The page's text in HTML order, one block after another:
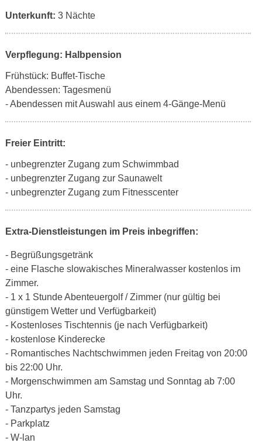
Unterkunft: 3 Nächte
Verpflegung: Halbpension
Frühstück: Buffet-Tische
Abendessen: Tagesmenü
- Abendessen mit Auswahl aus einem 4-Gänge-Menü
Freier Eintritt:
- unbegrenzter Zugang zum Schwimmbad
- unbegrenzter Zugang zur Saunawelt
- unbegrenzter Zugang zum Fitnesscenter
Extra-Dienstleistungen im Preis inbegriffen:
- Begrüßungsgetränk
- eine Flasche slowakisches Mineralwasser kostenlos im
Zimmer.
- 1 x 1 Stunde Abenteuergolf / Zimmer (nur gültig bei
günstigem Wetter und Verfügbarkeit)
- Kostenloses Tischtennis (je nach Verfügbarkeit)
- kostenlose Kinderecke
- Romantisches Nachtschwimmen jeden Freitag von 20:00
bis 22:00 Uhr.
- Morgenschwimmen am Samstag und Sonntag ab 7:00
Uhr.
- Tanzpartys jeden Samstag
- Parkplatz
- W-lan